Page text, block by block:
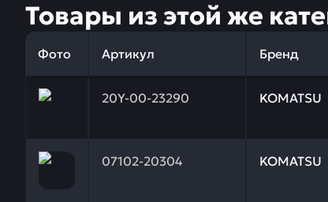
Товары из этой же
Фото Артикул Бренд
20Y-00-23290 KOMATSU
Заказывая запчасти у нас, вы получаете
07102-20304 KOMATSU
Заказывая запчасти у нас, вы получаете